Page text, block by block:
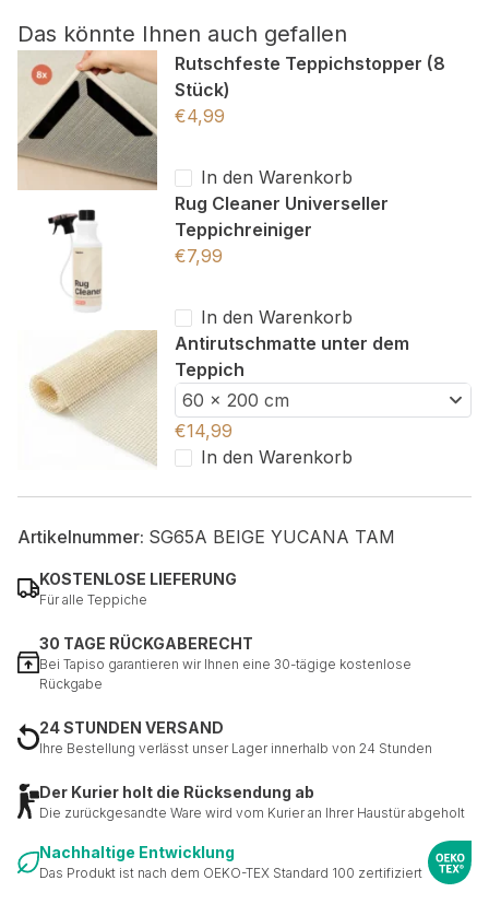
Das könnte Ihnen auch gefallen
Rutschfeste Teppichstopper (8
Stück)
€4,99
In den Warenkorb
Rug Cleaner Universeller
Teppichreiniger
€7,99
In den Warenkorb
Antirutschmatte unter dem
Teppich
60 x 200 cm
€14,99
In den Warenkorb
Artikelnummer: SG65A BEIGE YUCANA TAM
KOSTENLOSE LIEFERUNG
Für alle Teppiche
30 TAGE RÜCKGABERECHT
Bei Tapiso garantieren wir Ihnen eine 30-tägige kostenlose
Rückgabe
24 STUNDEN VERSAND
Ihre Bestellung verlässt unser Lager innerhalb von 24 Stunden
Der Kurier holt die Rücksendung ab
Die zurückgesandte Ware wird vom Kurier an Ihrer Haustür abgeholt
Nachhaltige Entwicklung
Das Produkt ist nach dem OEKO-TEX Standard 100 zertifiziert
Alle ablehnen
Meine Einstellungen speichern